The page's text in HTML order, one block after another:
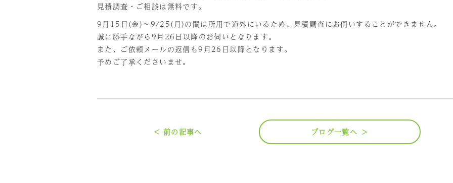
見積調査・ご相談は無料です。
9月15日(金)～9/25(月)の間は所用で道外にいるため、見積調査にお伺いすることができません。
誠に勝手ながら9月26日以降のお伺いとなります。
また、ご依頼メールの返信も9月26日以降となります。
予めご了承くださいませ。
< 前の記事へ ブログ一覧へ ＞